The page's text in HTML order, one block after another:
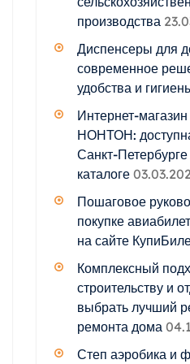
производства
Диспенсеры для
современное
удобства и
Интернет-
НОНТОН:
Санкт-
каталоге
Пошаговое
покупке
на сайте
Комплексный
строительству и
выбрать лучший
ремонта дома
Степ аэробика и